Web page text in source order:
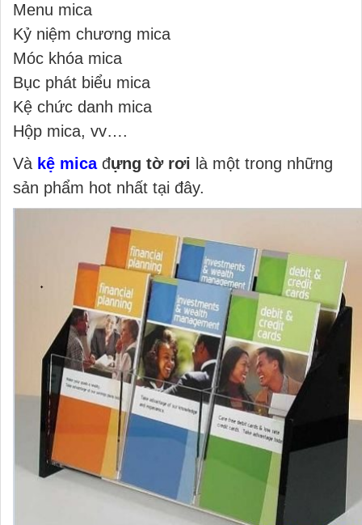
Menu mica
Kỷ niệm chương mica
Móc khóa mica
Bục phát biểu mica
Kệ chức danh mica
Hộp mica, vv….
Và kệ micađựng tờ rơi là một trong những
sản phẩm hot nhất tại đây.